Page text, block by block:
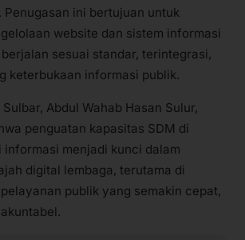
Penugasan ini bertujuan untuk
website dan sistem informasi
sesuai standar, terintegrasi,
keterbukaan informasi publik.
Abdul Wahab Hasan Sulur,
penguatan kapasitas SDM di
informasi menjadi kunci dalam
digital lembaga, terutama di
publik yang semakin cepat,